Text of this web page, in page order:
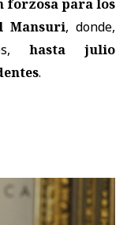
forzosa para los
Mansuri, donde,
hasta julio
.